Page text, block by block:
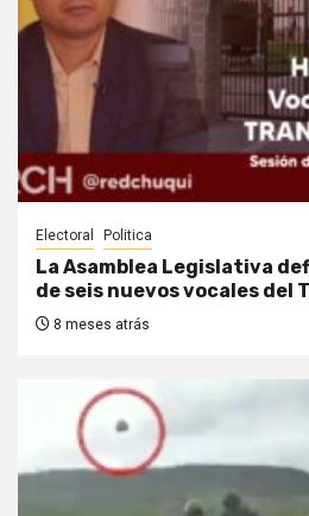
Electoral Politica
La Asamblea Legislativa
de seis nuevos vocales del
8 meses atrás